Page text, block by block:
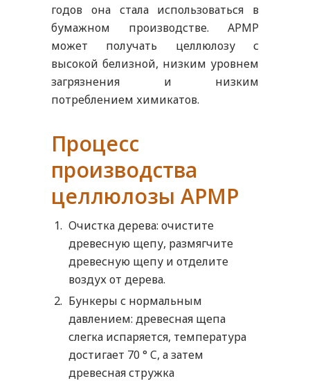
годов она стала использоваться в
бумажном производстве. APMP
может получать целлюлозу с
высокой белизной, низким уровнем
загрязнения и низким
потреблением химикатов.
Процесс
производства
целлюлозы APMP
Очистка дерева: очистите
древесную щепу, размягчите
древесную щепу и отделите
воздух от дерева.
Бункеры с нормальным
давлением: древесная щепа
слегка испаряется, температура
достигает 70 ° C, а затем
древесная стружка